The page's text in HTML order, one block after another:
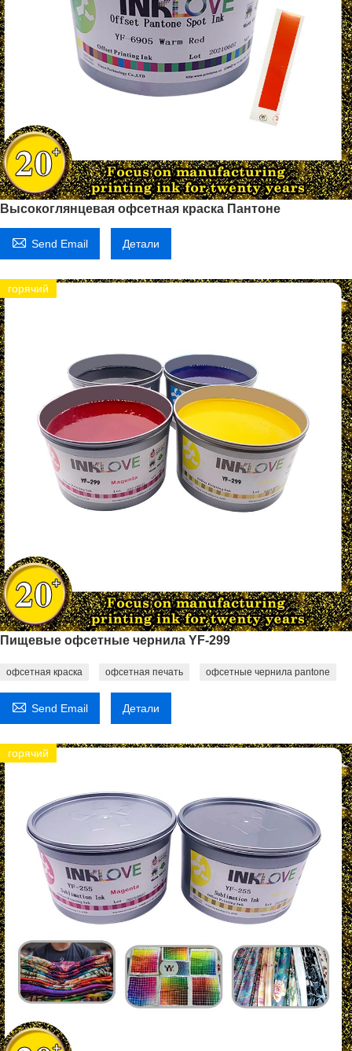
Высокоглянцевая офсетная краска Пантоне
 Send Email Детали
горячий
Пищевые офсетные чернила YF-299
офсетная краска офсетная печать офсетные чернила pantone
 Send Email Детали
горячий